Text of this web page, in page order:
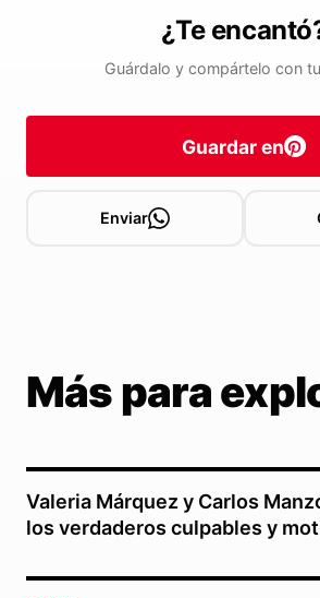
¿Te
Guárdalo y compártelo con
Guardar en
Enviar
Más para
Valeria Márquez y Carlos
los verdaderos culpables y